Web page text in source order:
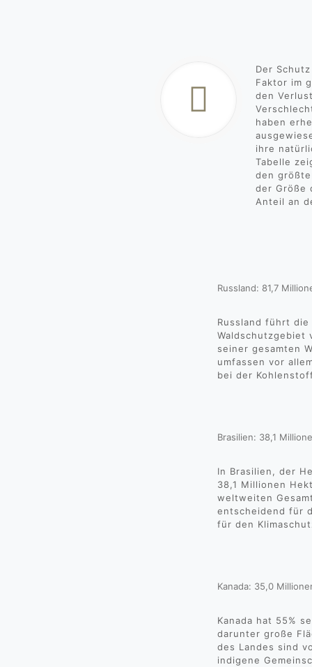
Der
Faktor im
den
haben
ihre
Tabelle
den
der Größe
Anteil an
Russland: 81,7
Russland führt
Waldschutzgebiet
seiner gesamten
umfassen vor
bei der
Brasilien: 38,1
In Brasilien, der
38,1 Millionen
weltweiten
entscheidend für
für den
Kanada: 35,0
Kanada hat 55%
darunter große
des Landes sind
indigene